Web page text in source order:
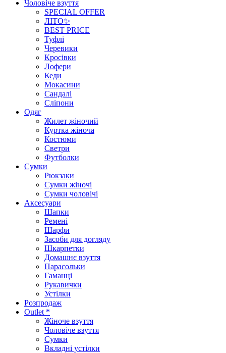
Чоловіче взуття
SPECIAL OFFER
ЛІТО✨
BEST PRICE
Туфлі
Черевики
Кросівки
Лофери
Кеди
Мокасини
Сандалі
Сліпони
Одяг
Жилет жіночий
Куртка жіноча
Костюми
Светри
Футболки
Сумки
Рюкзаки
Сумки жіночі
Сумки чоловічі
Аксеcуари
Шапки
Ремені
Шарфи
Засоби для догляду
Шкарпетки
Домашнє взуття
Парасольки
Гаманці
Рукавички
Устілки
Розпродаж
Outlet *
Жіноче взуття
Чоловіче взуття
Сумки
Вкладні устілки